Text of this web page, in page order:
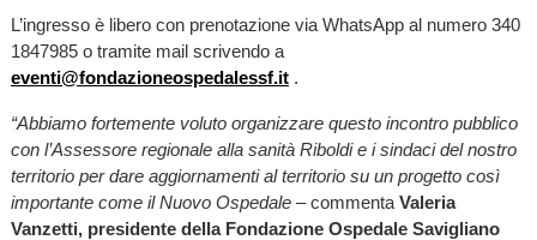
L’ingresso è libero con prenotazione via WhatsApp al numero 340
1847985 o tramite mail scrivendo a
eventi@fondazioneospedalessf.it .
“Abbiamo fortemente voluto organizzare questo incontro pubblico
con l’Assessore regionale alla sanità Riboldi e i sindaci del nostro
territorio per dare aggiornamenti al territorio su un progetto così
importante come il Nuovo Ospedale –commenta Valeria
Vanzetti, presidente della Fondazione Ospedale Savigliano